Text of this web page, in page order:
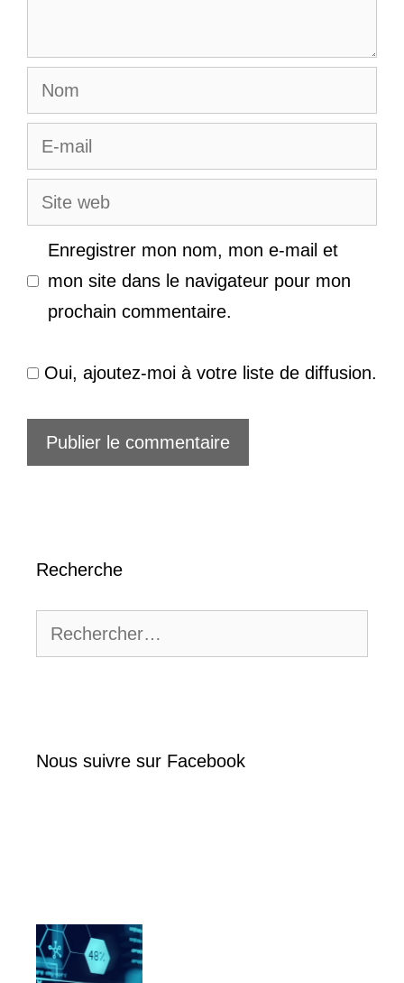
Nom
E-
mail
Site
web
Enregistrer mon nom, mon e-mail et
mon site dans le navigateur pour mon
prochain commentaire.
Oui, ajoutez-moi à votre liste de diffusion.
Recherche
Nous suivre sur Facebook